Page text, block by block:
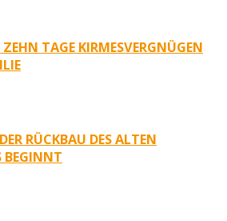
TAGE KIRMESVERGNÜGEN
RÜCKBAU DES ALTEN
BEGINNT